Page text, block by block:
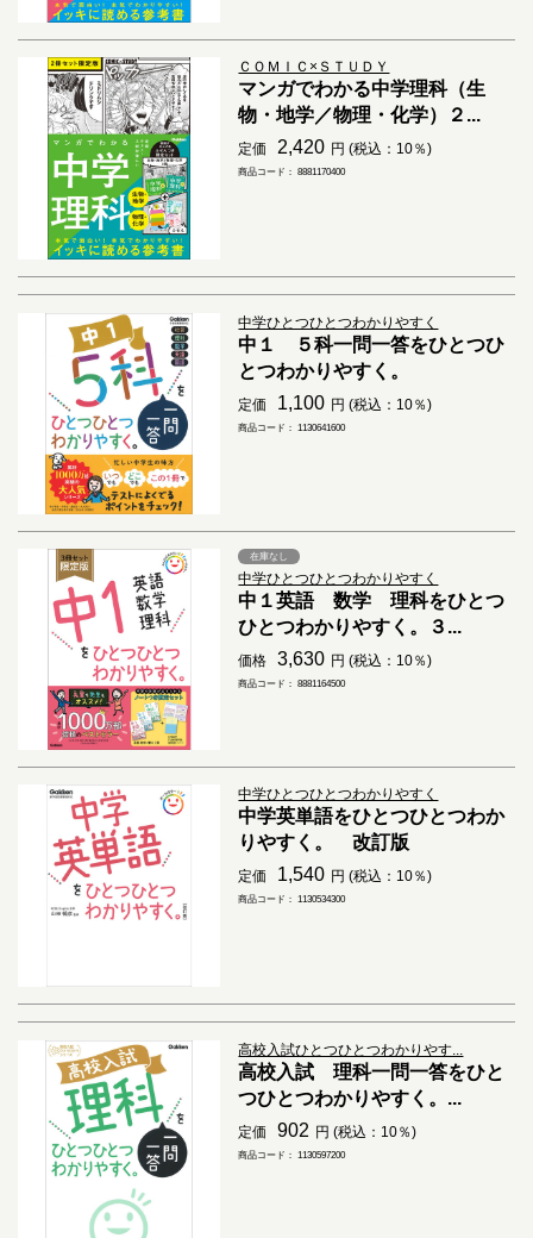
ＣＯＭＩＣ×ＳＴＵＤＹ
マンガでわかる中学理科（生
物・地学／物理・化学）２...
定価 2,420 円 (税込：10％)
商品コード： 8881170400
中学ひとつひとつわかりやすく
中１ ５科一問一答をひとつひ
とつわかりやすく。
定価 1,100 円 (税込：10％)
商品コード： 1130641600
在庫なし
中学ひとつひとつわかりやすく
中１英語 数学 理科をひとつ
ひとつわかりやすく。３...
価格 3,630 円 (税込：10％)
商品コード： 8881164500
中学ひとつひとつわかりやすく
中学英単語をひとつひとつわか
りやすく。 改訂版
定価 1,540 円 (税込：10％)
商品コード： 1130534300
高校入試ひとつひとつわかりやす...
高校入試 理科一問一答をひと
つひとつわかりやすく。...
定価 902 円 (税込：10％)
商品コード： 1130597200